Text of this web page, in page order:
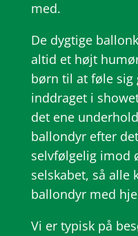
med.
De dygtige
altid et højt
børn til at føle
inddraget i
det ene
ballondyr efter
selvfølgelig imod
selskabet, så alle
ballondyr med
Vi er typisk på